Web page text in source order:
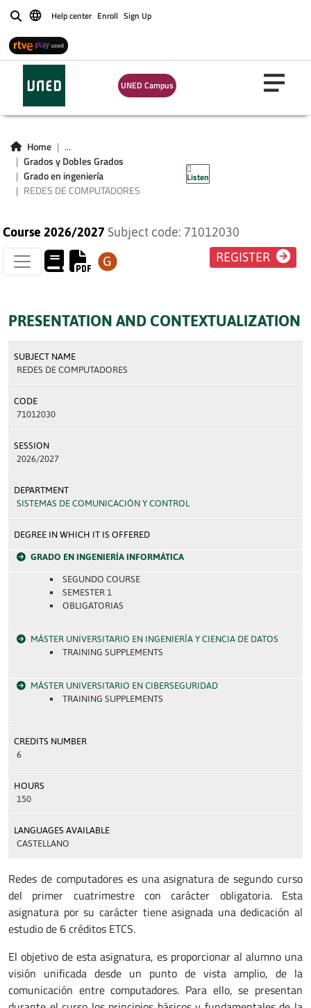
BuscarHelp center Enroll Sign Up
UNED Campus
Home
...
Grados y Dobles Grados
Grado en ingeniería
REDES DE COMPUTADORES
Listen
REDES DE
COMPUTADORES
Course 2026/2027 Subject code: 71012030
REGISTER
PRESENTATION AND CONTEXTUALIZATION
SUBJECT NAME
REDES DE COMPUTADORES
CODE
71012030
SESSION
2026/2027
DEPARTMENT
SISTEMAS DE COMUNICACIÓN Y CONTROL
DEGREE IN WHICH IT IS OFFERED
GRADO EN INGENIERÍA INFORMÁTICA
SEGUNDO COURSE
SEMESTER 1
OBLIGATORIAS
MÁSTER UNIVERSITARIO EN INGENIERÍA Y CIENCIA DE DATOS
TRAINING SUPPLEMENTS
MÁSTER UNIVERSITARIO EN CIBERSEGURIDAD
TRAINING SUPPLEMENTS
CREDITS NUMBER
6
HOURS
150
LANGUAGES AVAILABLE
CASTELLANO
Redes de computadores es una asignatura de segundo curso
del primer cuatrimestre con carácter obligatoria. Esta
asignatura por su carácter tiene asignada una dedicación al
estudio de 6 créditos ETCS.
El objetivo de esta asignatura, es proporcionar al alumno una
visión unificada desde un punto de vista amplio, de la
comunicación entre computadores. Para ello, se presentan